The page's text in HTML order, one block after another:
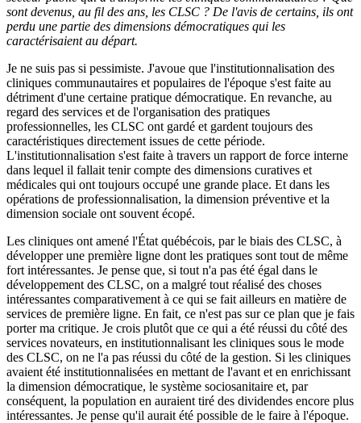
sont devenus, au fil des ans, les CLSC ? De l'avis de certains, ils ont
perdu une partie des dimensions démocratiques qui les
caractérisaient au départ.
Je ne suis pas si pessimiste. J'avoue que l'institutionnalisation des
cliniques communautaires et populaires de l'époque s'est faite au
détriment d'une certaine pratique démocratique. En revanche, au
regard des services et de l'organisation des pratiques
professionnelles, les CLSC ont gardé et gardent toujours des
caractéristiques directement issues de cette période.
L'institutionnalisation s'est faite à travers un rapport de force interne
dans lequel il fallait tenir compte des dimensions curatives et
médicales qui ont toujours occupé une grande place. Et dans les
opérations de professionnalisation, la dimension préventive et la
dimension sociale ont souvent écopé.
Les cliniques ont amené l'État québécois, par le biais des CLSC, à
développer une première ligne dont les pratiques sont tout de même
fort intéressantes. Je pense que, si tout n'a pas été égal dans le
développement des CLSC, on a malgré tout réalisé des choses
intéressantes comparativement à ce qui se fait ailleurs en matière de
services de première ligne. En fait, ce n'est pas sur ce plan que je fais
porter ma critique. Je crois plutôt que ce qui a été réussi du côté des
services novateurs, en institutionnalisant les cliniques sous le mode
des CLSC, on ne l'a pas réussi du côté de la gestion. Si les cliniques
avaient été institutionnalisées en mettant de l'avant et en enrichissant
la dimension démocratique, le système sociosanitaire et, par
conséquent, la population en auraient tiré des dividendes encore plus
intéressantes. Je pense qu'il aurait été possible de le faire à l'époque.